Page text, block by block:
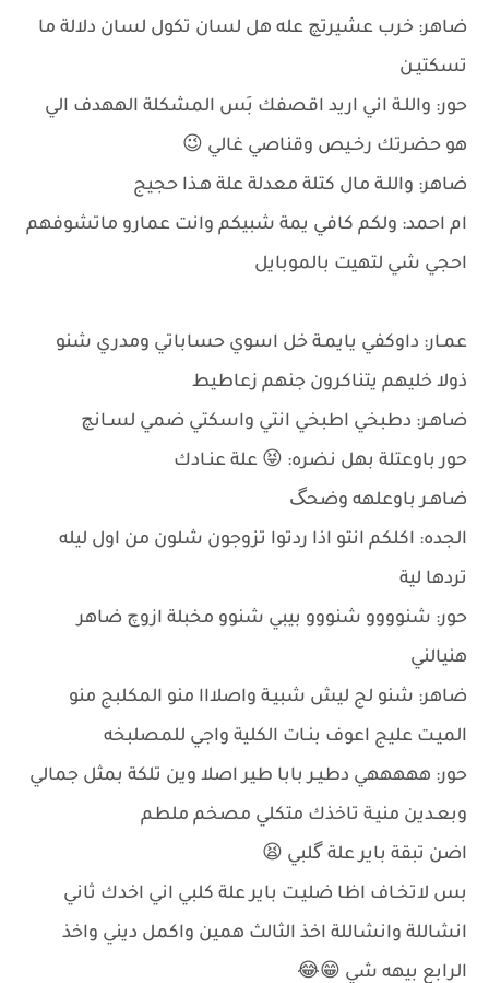
ضاهر: خرب عشيرتچ عله هل لسان تكول لسان دلالة ما
تسكتيـن
حور: واللـة اني اريد اقصفك بَس المشكلة الههدف الي
هو حضرتك رخـيص وقناصي غالي 😉
ضاهر: واللـة مال كتلة معدلة علة هـذا حجيج
ام احمد: ولكم كافي يمة شبيكم وانت عمارو ماتشوفهم
احجي شي لتهيت بالموبايل
عمـار: داوكفي يايمـة خل اسوي حساباتي ومدري شنو
ذولا خليهم يتناكرون جنهم زعاطيط
ضاهـر: دطبخي اطبخي انتي واسكتي ضمي لسـانچ
حور باوعتلة بهل نضره: 😝 علة عنـادك
ضاهـر باوعلهه وضحگ
الجده: اكلكم انتو اذا ردتوا تزوجون شلون من اول ليله
تردها لية
حور: شنوووو شنووو بيبي شنوو مخبلة ازوچ ضاهر
هنيالني
ضاهر: شنو لج ليش شبيـة واصلااا منو المكلبج منو
الميـت عليج اعوف بنـات الكلية واجي للمصلبخه
حور: هههههي دطيـر بابا طير اصلا وين تلكة بمثل جمالي
وبعـدين منيـة تاخذك متكلي مصخم ملطم
اضن تبقة باير علة گلبي 😫
بس لاتخـاف اظا ضليـت باير علة كلبي اني اخدك ثاني
انشاللة وانشاللة اخذ الثالث همين واكمل ديني واخذ
الرابع بيهه شي 😁😂